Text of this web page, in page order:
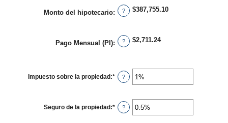
$0.00
y
$5,000.00
Monto del hipotecario: ? $387,755.10
Pago Mensual (PI): ? $2,711.24
Impuesto sobre la propiedad:* Ingresa
un
0%
y
20%
?
Seguro de la propiedad:* Ingresa
un
?